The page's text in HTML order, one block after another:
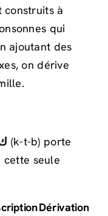
construits à
qui
ajoutant des
on dérive
(k-t-b) porte
cette seule
Dérivation